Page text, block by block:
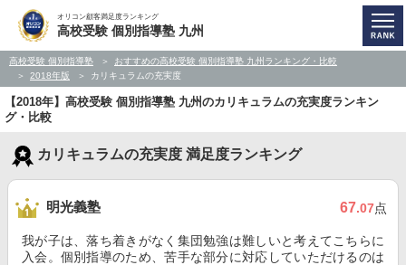
オリコン顧客満足度ランキング
高校受験 個別指導塾 九州
高校受験 個別指導塾
おすすめの高校受験 個別指導塾 九州ランキング・比較
2018年版
カリキュラムの充実度
【2018年】高校受験 個別指導塾 九州のカリキュラムの充実度ランキン
グ・比較
カリキュラムの充実度 満足度ランキング
明光義塾 67.07点
我が子は、落ち着きがなく集団勉強は難しいと考えてこちらに
入会。個別指導のため、苦手な部分に対応していただけるのは